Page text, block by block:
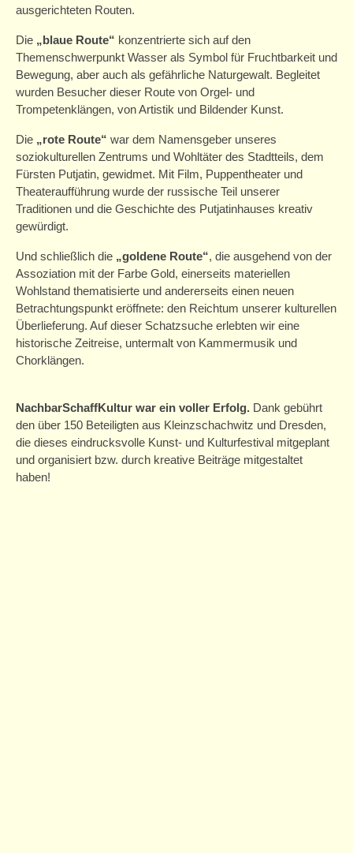
Das Haus
Geschichte
Team
Ehrenamtscafé
Mitmachen
Partner
barrierefrei
Unterstützung für unsere Besucher
Auszeichnungen
Spende
ausgerichteten Routen.
Die „blaue Route“ konzentrierte sich auf den
Themenschwerpunkt Wasser als Symbol für Fruchtbarkeit und
Bewegung, aber auch als gefährliche Naturgewalt. Begleitet
wurden Besucher dieser Route von Orgel- und
Trompetenklängen, von Artistik und Bildender Kunst.
Die „rote Route“ war dem Namensgeber unseres
soziokulturellen Zentrums und Wohltäter des Stadtteils, dem
Fürsten Putjatin, gewidmet. Mit Film, Puppentheater und
Theateraufführung wurde der russische Teil unserer
Traditionen und die Geschichte des Putjatinhauses kreativ
gewürdigt.
Und schließlich die „goldene Route“, die ausgehend von der
Assoziation mit der Farbe Gold, einerseits materiellen
Wohlstand thematisierte und andererseits einen neuen
Betrachtungspunkt eröffnete: den Reichtum unserer kulturellen
Überlieferung. Auf dieser Schatzsuche erlebten wir eine
historische Zeitreise, untermalt von Kammermusik und
Chorklängen.
NachbarSchaffKultur war ein voller Erfolg. Dank gebührt
den über 150 Beteiligten aus Kleinzschachwitz und Dresden,
die dieses eindrucksvolle Kunst- und Kulturfestival mitgeplant
und organisiert bzw. durch kreative Beiträge mitgestaltet
haben!